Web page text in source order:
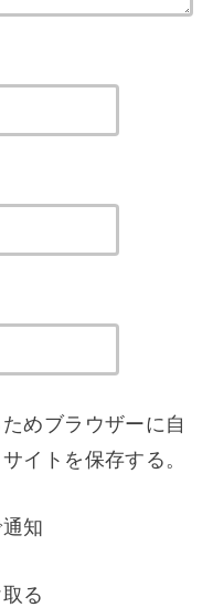
めブラウザーに自
イトを保存する。
知
る